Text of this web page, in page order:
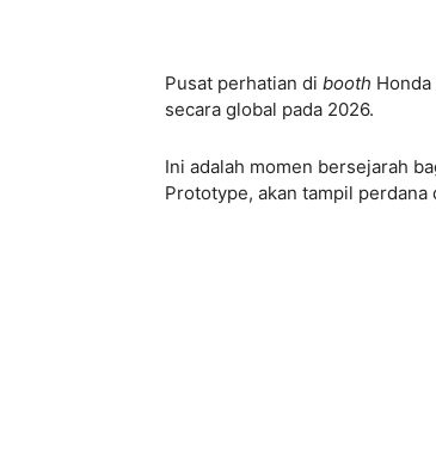
Pusat perhatian di booth
secara global pada 2026.
Ini adalah momen bersejarah
Prototype, akan tampil perdana